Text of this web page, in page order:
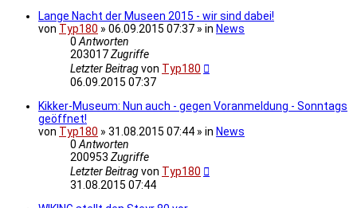
Lange Nacht der Museen 2015 - wir sind dabei!
von Typ180 » 06.09.2015 07:37 » in News
0Antworten
203017Zugriffe
Letzter Beitragvon Typ180
06.09.2015 07:37
Kikker-Museum: Nun auch - gegen Voranmeldung - Sonntags
geöffnet!
von Typ180 » 31.08.2015 07:44 » in News
0Antworten
200953 Zugriffe
Letzter Beitragvon Typ180
31.08.2015 07:44